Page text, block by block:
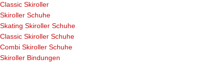
Classic Skiroller
Skiroller Schuhe
Skating Skiroller Schuhe
Classic Skiroller Schuhe
Combi Skiroller Schuhe
Skiroller Bindungen